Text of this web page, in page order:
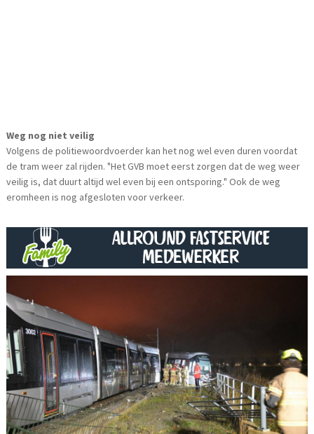
Weg nog niet veilig
Volgens de politiewoordvoerder kan het nog wel even duren voordat
de tram weer zal rijden. "Het GVB moet eerst zorgen dat de weg weer
veilig is, dat duurt altijd wel even bij een ontsporing." Ook de weg
eromheen is nog afgesloten voor verkeer.